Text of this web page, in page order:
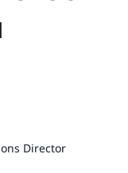
Director